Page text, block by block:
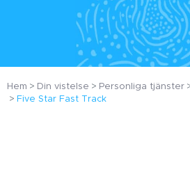
Hem Din vistelse Personliga tjänster
Five Star Fast Track